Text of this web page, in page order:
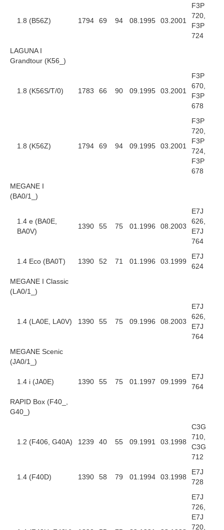
1.8 (B56Z) 1794 69 94 08.1995 03.2001
F3P
720,
F3P
724
LAGUNA I
Grandtour (K56_)
1.8 (K56S/T/0) 1783 66 90 09.1995 03.2001
F3P
670,
F3P
678
1.8 (K56Z) 1794 69 94 09.1995 03.2001
F3P
720,
F3P
724,
F3P
678
MEGANE I
(BA0/1_)
1.4 e (BA0E,
BA0V)
1390 55 75 01.1996 08.2003
E7J
626,
E7J
764
1.4 Eco (BA0T) 1390 52 71 01.1996 03.1999
E7J
624
MEGANE I Classic
(LA0/1_)
1.4 (LA0E, LA0V) 1390 55 75 09.1996 08.2003
E7J
626,
E7J
764
MEGANE Scenic
(JA0/1_)
1.4 i (JA0E) 1390 55 75 01.1997 09.1999
E7J
764
RAPID Box (F40_,
G40_)
1.2 (F406, G40A) 1239 40 55 09.1991 03.1998
C3G
710,
C3G
712
1.4 (F40D) 1390 58 79 01.1994 03.1998
E7J
728
E7J
726,
E7J
720,